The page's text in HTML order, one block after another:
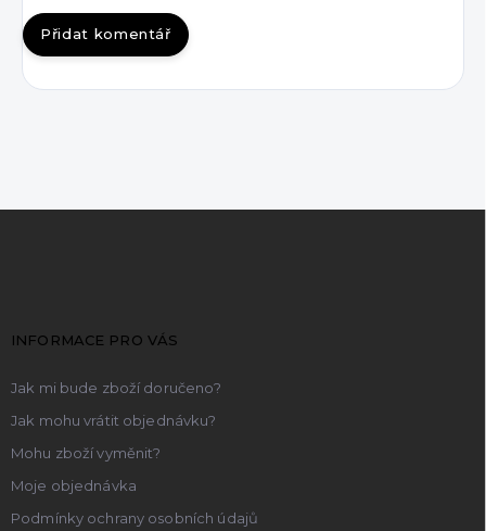
Přidat komentář
INFORMACE PRO VÁS
Jak mi bude zboží doručeno?
Jak mohu vrátit objednávku?
Mohu zboží vyměnit?
Moje objednávka
Podmínky ochrany osobních údajů